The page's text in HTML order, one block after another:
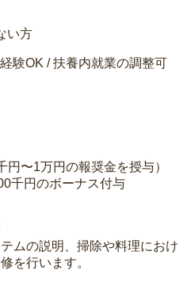
い方
験OK / 扶養内就業の調整可
円〜1万円の報奨金を授与）
千円のボーナス付与
ムの説明、掃除や料理におけ
を行います。